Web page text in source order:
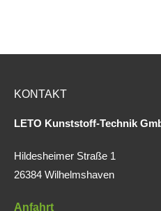
KONTAKT
LETO Kunststoff-Technik
Hildesheimer Straße 1
26384 Wilhelmshaven
Anfahrt